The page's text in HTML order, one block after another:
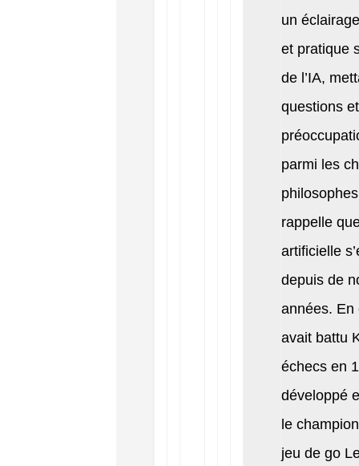
un
et pratique
de l’IA,
questions
parmi les
rappelle
artificielle
depuis de
années. En
avait battu
échecs en
développé
le
jeu de go